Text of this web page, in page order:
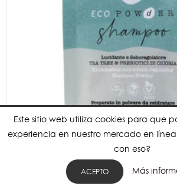
Este sitio web utiliza cookies para que
experiencia en nuestro mercado en
con eso?
ACEPTO Más